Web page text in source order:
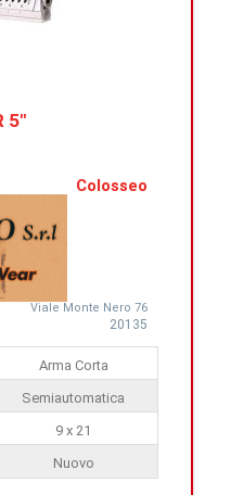
5"
Colosseo
Viale Monte Nero 76
20135
Arma Corta
Semiautomatica
9 x 21
Nuovo